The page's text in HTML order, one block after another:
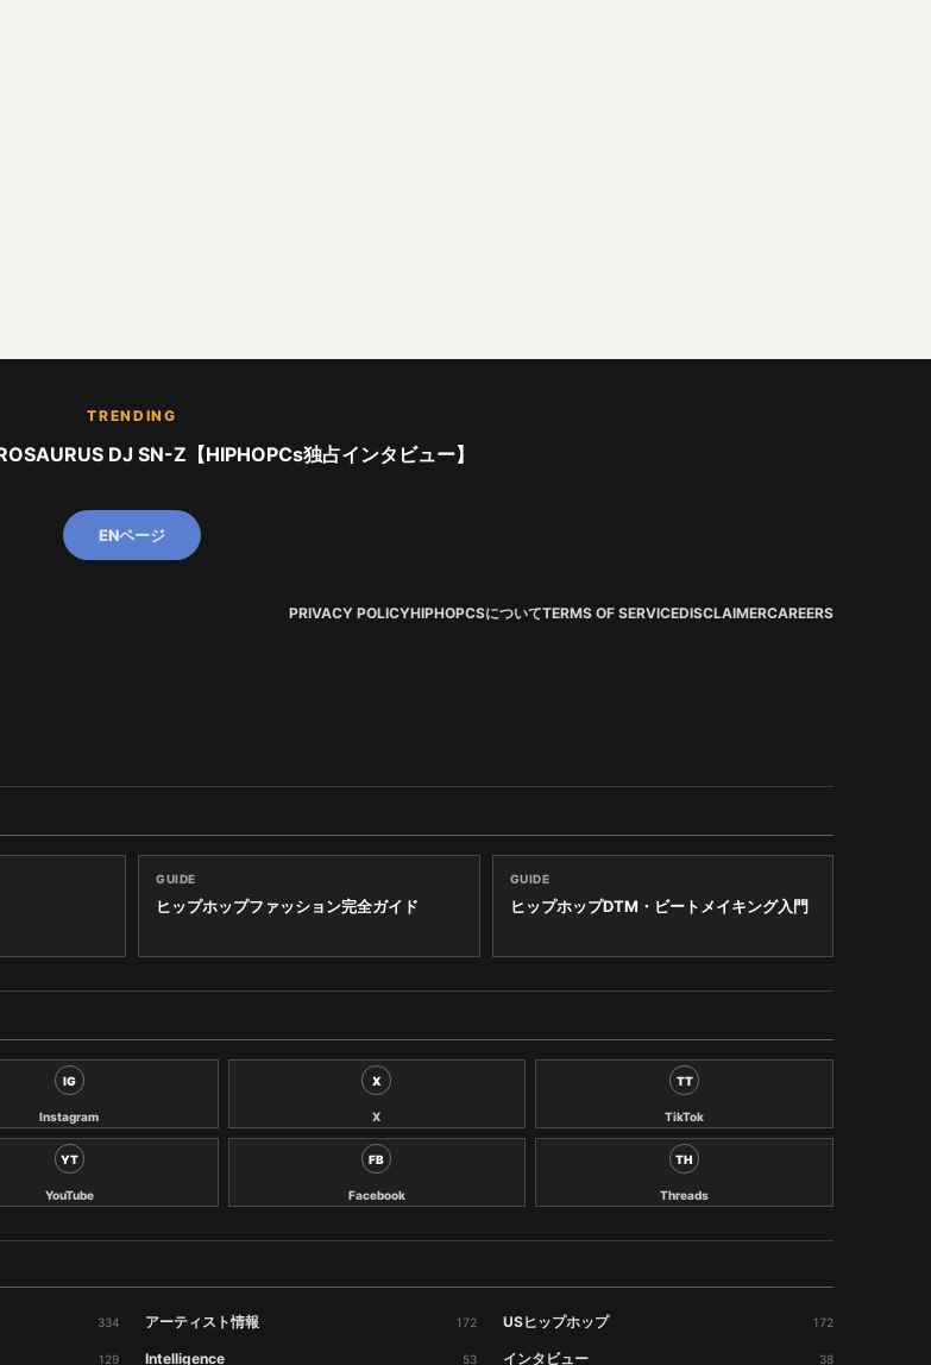
TRENDING
DJ SN-Z【HIPHOPCs独占インタビュー】
ENページ
PRIVACY POLICYHIPHOPCSについてTERMS OF SERVICEDISCLAIMERCAREERS
GUIDE
ヒップホップファッション完全ガイド
GUIDE
ヒップホップDTM・ビートメイキング入門
IG
Instagram
X
X
TT
TikTok
YT
YouTube
FB
Facebook
TH
Threads
334 アーティスト情報 172 USヒップホップ 172
129 Intelligence 53 インタビュー 38